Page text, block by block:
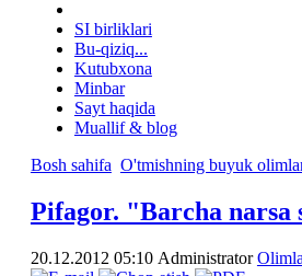
SI birliklari
Bu-qiziq...
Kutubxona
Minbar
Sayt haqida
Muallif & blog
Bosh sahifa O'tmishning buyuk
Pifagor. "Barcha narsa
20.12.2012 05:10 Аdministrаtоr